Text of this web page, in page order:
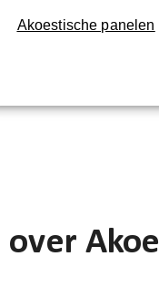
Akoestische panelen
over